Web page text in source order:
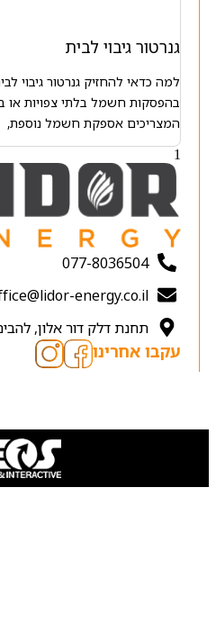
גנרטור גיבוי לבית
למה כדאי להחזיק גנרטור גיבוי
בהפסקות חשמל בלתי צפויות או
המצריכים אספקת חשמל נוספת,
077-8036504
office@lidor-energy.co.il
תחנת דלק דור אלון, להבים
עקבו אחרינו